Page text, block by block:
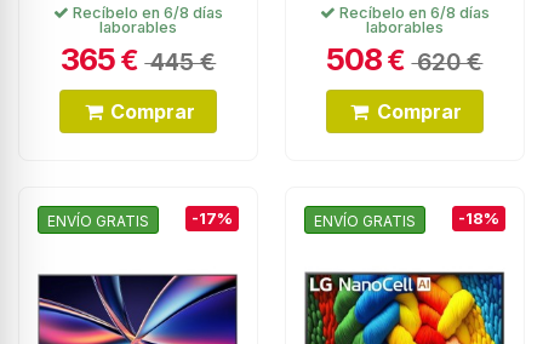
Recíbelo en 6/8 días
laborables
365€ 445 €
Comprar
Recíbelo en 6/8 días
laborables
508€ 620 €
Comprar
ENVÍO GRATIS -17% ENVÍO GRATIS -18%